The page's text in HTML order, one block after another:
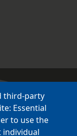
third-party
Essential
to use the
individual